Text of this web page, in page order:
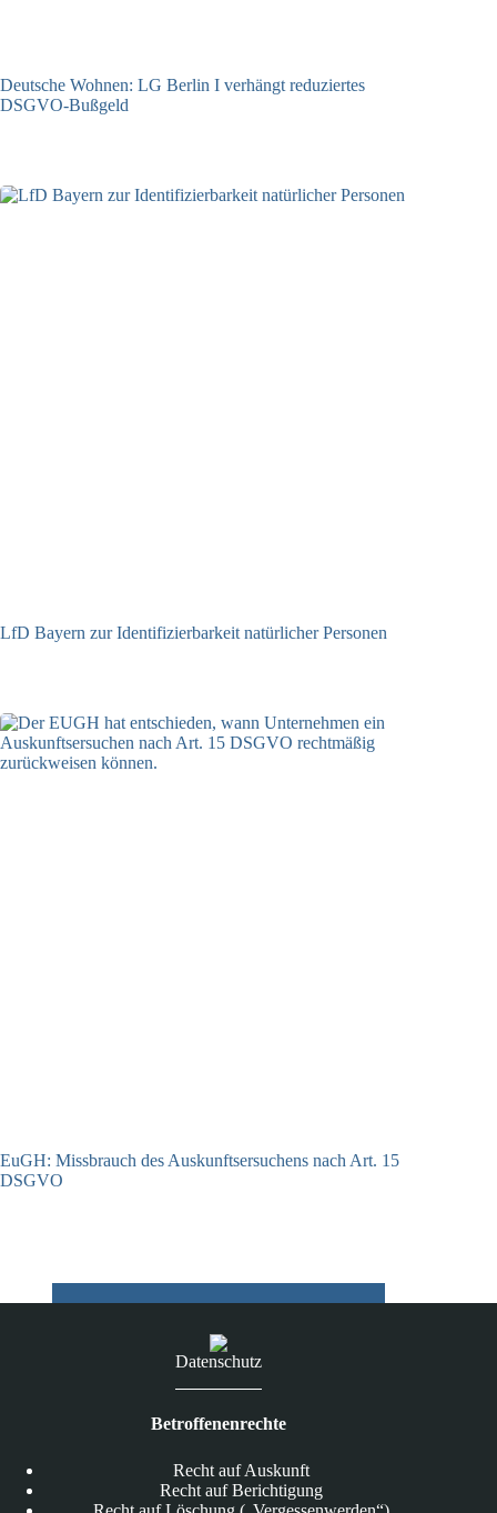
Deutsche Wohnen: LG Berlin I verhängt reduziertes
DSGVO-Bußgeld
LfD Bayern zur Identifizierbarkeit natürlicher Personen
EuGH: Missbrauch des Auskunftsersuchens nach Art. 15
DSGVO
Datenschutz
Betroffenenrechte
Recht auf Auskunft
Recht auf Berichtigung